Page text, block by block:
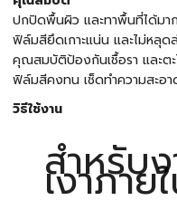
ปกปิดพื้นผิว และทาพื้นที่ได้มา
ฟิล์มสียึดเกาะแน่น และไม่หลุด
คุณสมบัติป้องกันเชื้อรา และตะ
ฟิล์มสีคงทน เช็ดทำความสะอา
วิธีใช้งาน
สำหรับ
เงาภา